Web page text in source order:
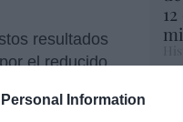
Information
resultados
el reducido
esto
mitad